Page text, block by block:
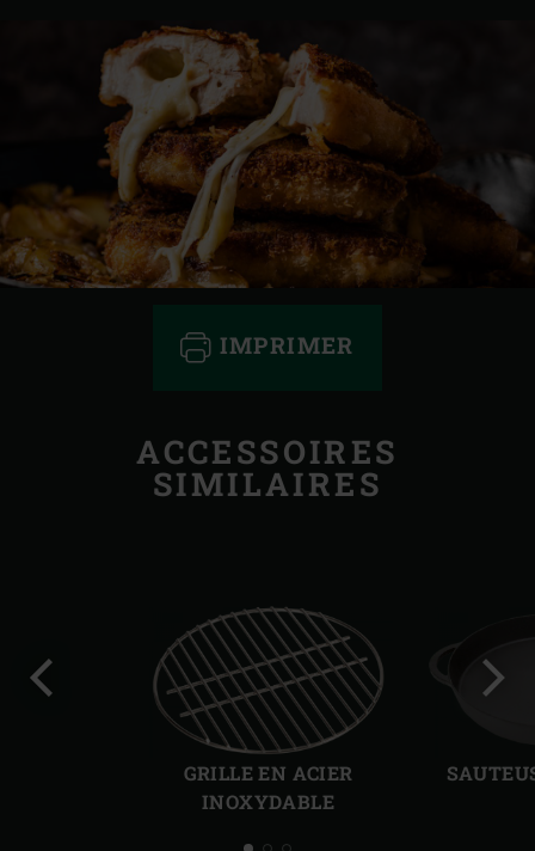
IMPRIMER
ACCESSOIRES
SIMILAIRES
GRILLE EN ACIER
INOXYDABLE